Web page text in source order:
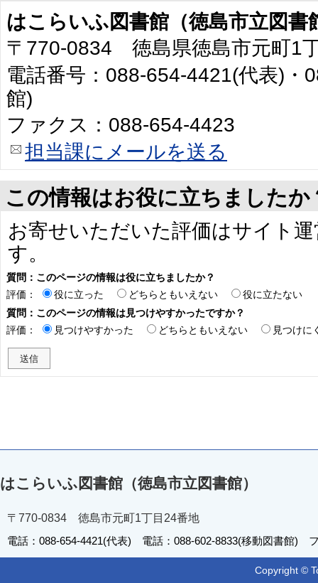
はこらいふ図書館（徳島市立図書
〒770-0834 徳島県徳島市元町1
電話番号：088-654-4421(代表)・
館)
ファクス：088-654-4423
担当課にメールを送る
この情報はお役に立ちましたか
お寄せいただいた評価はサイト
す。
質問：このページの情報は役に立ちましたか？
評価：
役に立った どちらともいえない
役に立たない
質問：このページの情報は見つけやすかったですか？
評価：
見つけやすかった どちらともいえない 見つけに
はこらいふ図書館（徳島市立図書館）
〒770-0834 徳島市元町1丁目24番地
電話：088-654-4421(代表) 電話：088-602-8833(移動図書館)
Copyright ©